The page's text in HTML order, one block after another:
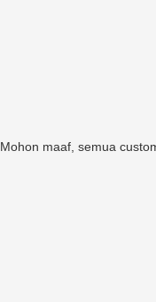
Mohon maaf, semua